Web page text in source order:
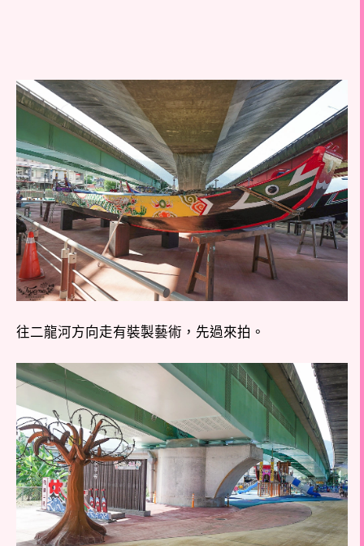
往二龍河方向走有裝製藝術，先過來拍。